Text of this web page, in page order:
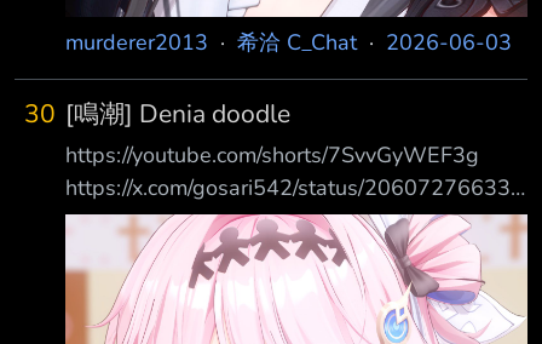
murderer2013 · 希洽 C_Chat· 2026-06-03
30 [鳴潮] Denia doodle
https://youtube.com/shorts/7SvvGyWEF3g
https://x.com/gosari542/status/206072766333
4134084 我又來開傳送門了 老師已經殺瘋了竟
然連更 已衝鋒<3 喔捏該～
https://i.imgur.com/vCAmXOU.jpeg
https://i.imgur.com/2GXCHbN.jpeg --